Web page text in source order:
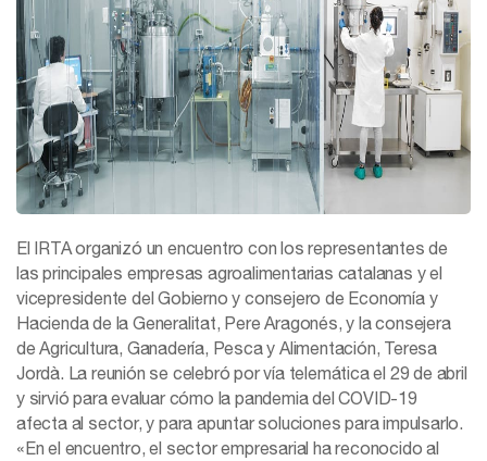
El IRTA organizó un encuentro con los representantes de
las principales empresas agroalimentarias catalanas y el
vicepresidente del Gobierno y consejero de Economía y
Hacienda de la Generalitat, Pere Aragonés, y la consejera
de Agricultura, Ganadería, Pesca y Alimentación, Teresa
Jordà. La reunión se celebró por vía telemática el 29 de abril
y sirvió para evaluar cómo la pandemia del COVID-19
afecta al sector, y para apuntar soluciones para impulsarlo.
«En el encuentro, el sector empresarial ha reconocido al